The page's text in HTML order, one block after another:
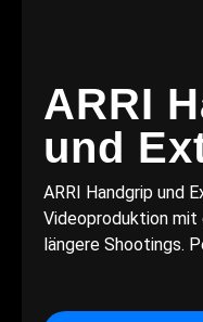
ARRI
und
ARRI Handgrip und
Videoproduktion mit
längere Shootings.